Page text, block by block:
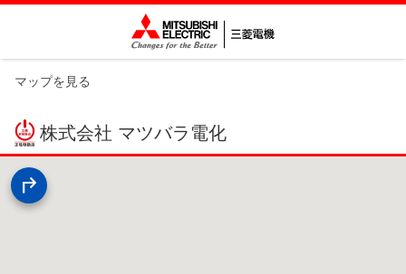
マップを見る
株式会社 マツバラ電化